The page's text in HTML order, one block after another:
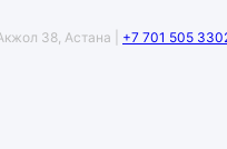
38, Астана | +7 701 505